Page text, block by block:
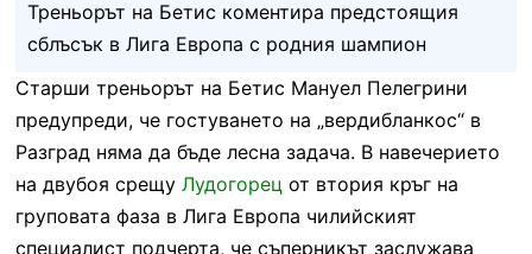
Треньорът на Бетис коментира предстоящия
сблъсък в Лига Европа с родния шампион
Старши треньорът на Бетис Мануел Пелегрини
предупреди, че гостуването на „вердибланкос“ в
Разград няма да бъде лесна задача. В навечерието
на двубоя срещу Лудогорец от втория кръг на
груповата фаза в Лига Европа чилийският
специалист подчерта, че съперникът заслужава